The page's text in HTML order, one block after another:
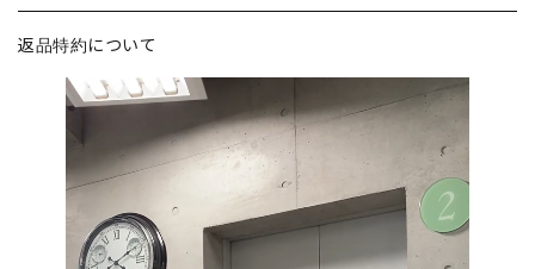
返品特約について